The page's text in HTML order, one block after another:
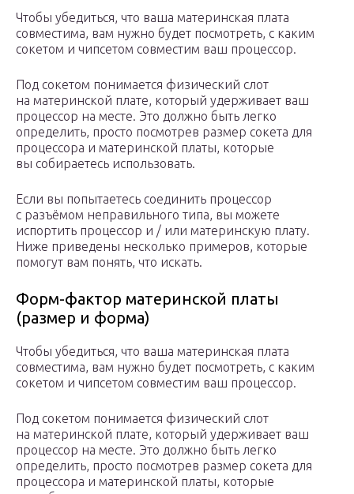
Чтобы убедиться, что ваша материнская плата
совместима, вам нужно будет посмотреть, с каким
сокетом и чипсетом совместим ваш процессор.
Под сокетом понимается физический слот
на материнской плате, который удерживает ваш
процессор на месте. Это должно быть легко
определить, просто посмотрев размер сокета для
процессора и материнской платы, которые
вы собираетесь использовать.
Если вы попытаетесь соединить процессор
с разъёмом неправильного типа, вы можете
испортить процессор и / или материнскую плату.
Ниже приведены несколько примеров, которые
помогут вам понять, что искать.
Форм-фактор материнской платы
(размер и форма)
Чтобы убедиться, что ваша материнская плата
совместима, вам нужно будет посмотреть, с каким
сокетом и чипсетом совместим ваш процессор.
Под сокетом понимается физический слот
на материнской плате, который удерживает ваш
процессор на месте. Это должно быть легко
определить, просто посмотрев размер сокета для
процессора и материнской платы, которые